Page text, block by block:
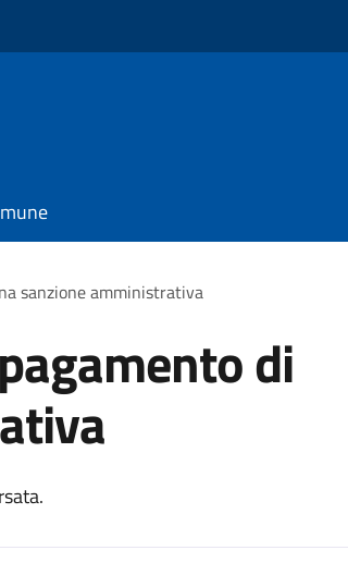
sanzione amministrativa
di